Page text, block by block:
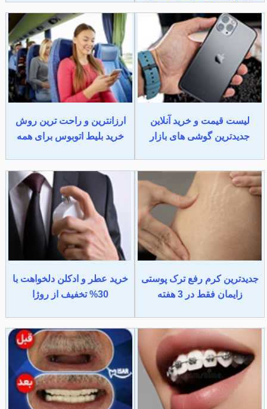
لیست قیمت و خرید آنلاین
جدیدترین گوشی های بازار
ارزانترین و راحت ترین روش
خرید بلیط اتوبوس برای همه
جدیدترین کرم رفع ترک پوستی
زایمان فقط در 3 هفته
خرید عطر و ادکلن دلخواهت با
30% تخفیف از روژا